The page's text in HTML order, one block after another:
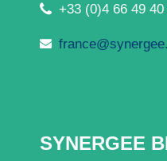
+33 (0)4 66 49 40
SYNERGEE